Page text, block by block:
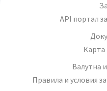
API портал
Карта
Валутна
Правила и условия